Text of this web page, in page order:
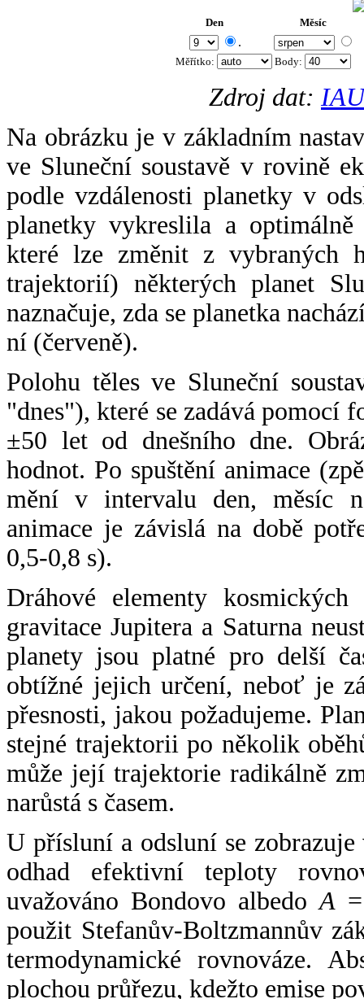
Den Měsíc
.
Měřítko: Body:
Zdroj dat:
Na obrázku je v základním
ve Sluneční soustavě v rovině
podle vzdálenosti planetky v
planetky vykreslila a
které lze změnit z vybraných
trajektorií) některých planet
naznačuje, zda se planetka
ní (červeně).
Polohu těles ve Sluneční
"dnes"), které se zadává pomocí
±50 let od dnešního dne.
hodnot. Po spuštění animace
mění v intervalu den, měsíc
animace je závislá na době
0,5-0,8 s).
Dráhové elementy
gravitace Jupitera a Saturna
planety jsou platné pro delší
obtížné jejich určení, neboť je
přesnosti, jakou požadujeme.
stejné trajektorii po několik
může její trajektorie radikálně
narůstá s časem.
U přísluní a odsluní se
odhad efektivní teploty
uvažováno Bondovo albedoA
použit Stefanův-Boltzmannův
termodynamické rovnováze.
plochou průřezu, kdežto emise